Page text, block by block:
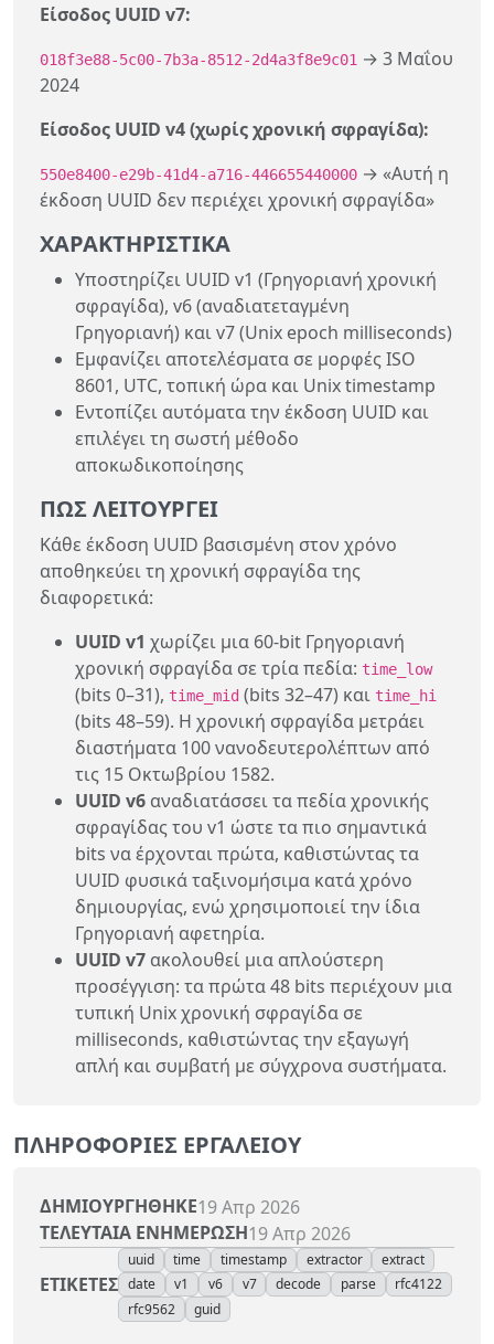
Είσοδος UUID v7:
018f3e88-5c00-7b3a-8512-2d4a3f8e9c01 → 3 Μαΐου
2024
Είσοδος UUID v4 (χωρίς χρονική σφραγίδα):
550e8400-e29b-41d4-a716-446655440000 → «Αυτή η
έκδοση UUID δεν περιέχει χρονική σφραγίδα»
ΧΑΡΑΚΤΗΡΙΣΤΙΚΆ
Υποστηρίζει UUID v1 (Γρηγοριανή χρονική
σφραγίδα), v6 (αναδιατεταγμένη
Γρηγοριανή) και v7 (Unix epoch milliseconds)
Εμφανίζει αποτελέσματα σε μορφές ISO
8601, UTC, τοπική ώρα και Unix timestamp
Εντοπίζει αυτόματα την έκδοση UUID και
επιλέγει τη σωστή μέθοδο
αποκωδικοποίησης
ΠΏΣ ΛΕΙΤΟΥΡΓΕΊ
Κάθε έκδοση UUID βασισμένη στον χρόνο
αποθηκεύει τη χρονική σφραγίδα της
διαφορετικά:
UUID v1 χωρίζει μια 60-bit Γρηγοριανή
χρονική σφραγίδα σε τρία πεδία: time_low
(bits 0–31), time_mid (bits 32–47) και time_hi
(bits 48–59). Η χρονική σφραγίδα μετράει
διαστήματα 100 νανοδευτερολέπτων από
τις 15 Οκτωβρίου 1582.
UUID v6 αναδιατάσσει τα πεδία χρονικής
σφραγίδας του v1 ώστε τα πιο σημαντικά
bits να έρχονται πρώτα, καθιστώντας τα
UUID φυσικά ταξινομήσιμα κατά χρόνο
δημιουργίας, ενώ χρησιμοποιεί την ίδια
Γρηγοριανή αφετηρία.
UUID v7 ακολουθεί μια απλούστερη
προσέγγιση: τα πρώτα 48 bits περιέχουν μια
τυπική Unix χρονική σφραγίδα σε
milliseconds, καθιστώντας την εξαγωγή
απλή και συμβατή με σύγχρονα συστήματα.
ΠΛΗΡΟΦΟΡΊΕΣ ΕΡΓΑΛΕΊΟΥ
ΔΗΜΙΟΥΡΓΉΘΗΚΕ19 Απρ 2026
ΤΕΛΕΥΤΑΊΑ ΕΝΗΜΈΡΩΣΗ19 Απρ 2026
ΕΤΙΚΈΤΕΣ
uuid time timestamp extractor
extract
date
v1 v6 v7 decode parse
rfc4122
rfc9562
guid